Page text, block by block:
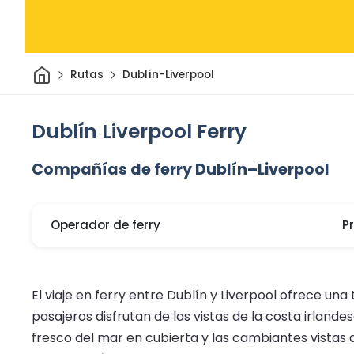
InicioRutas Dublín-Liverpool
Dublín Liverpool Ferry
Compañías de ferry Dublín–Liverpool
Operador de ferry
El viaje en ferry entre Dublín y Liverpool ofrece
pasajeros disfrutan de las vistas de la costa
fresco del mar en cubierta y las cambiantes vistas